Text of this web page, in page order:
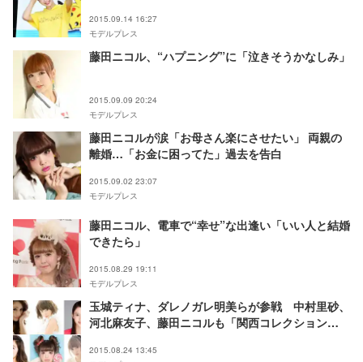
2015.09.14 16:27
モデルプレス
藤田ニコル、“ハプニング”に「泣きそうかなしみ」
2015.09.09 20:24
モデルプレス
藤田ニコルが涙「お母さん楽にさせたい」 両親の
離婚…「お金に困ってた」過去を告白
2015.09.02 23:07
モデルプレス
藤田ニコル、電車で“幸せ”な出逢い「いい人と結婚
できたら」
2015.08.29 19:11
モデルプレス
玉城ティナ、ダレノガレ明美らが参戦 中村里砂、
河北麻友子、藤田ニコルも「関西コレクション
2015.08.24 13:45